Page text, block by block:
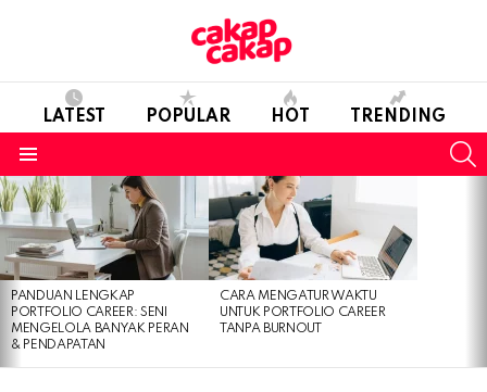
LATEST POPULAR HOT TRENDING
LATEST
STORIES
PANDUAN LENGKAP
PORTFOLIO CAREER: SENI
MENGELOLA BANYAK PERAN
& PENDAPATAN
CARA MENGATUR WAKTU
UNTUK PORTFOLIO CAREER
TANPA BURNOUT